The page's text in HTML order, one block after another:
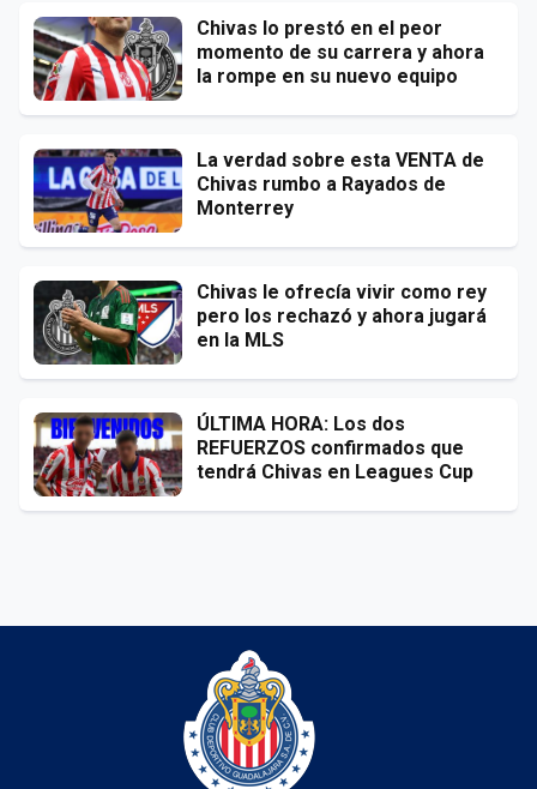
Chivas lo prestó en el peor
momento de su carrera y ahora
la rompe en su nuevo equipo
La verdad sobre esta VENTA de
Chivas rumbo a Rayados de
Monterrey
Chivas le ofrecía vivir como rey
pero los rechazó y ahora jugará
en la MLS
ÚLTIMA HORA: Los dos
REFUERZOS confirmados que
tendrá Chivas en Leagues Cup